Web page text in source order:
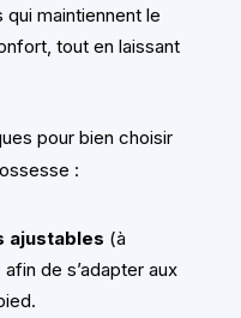
maintiennent le
tout en laissant
pour bien choisir
:
ajustables (à
de s’adapter aux